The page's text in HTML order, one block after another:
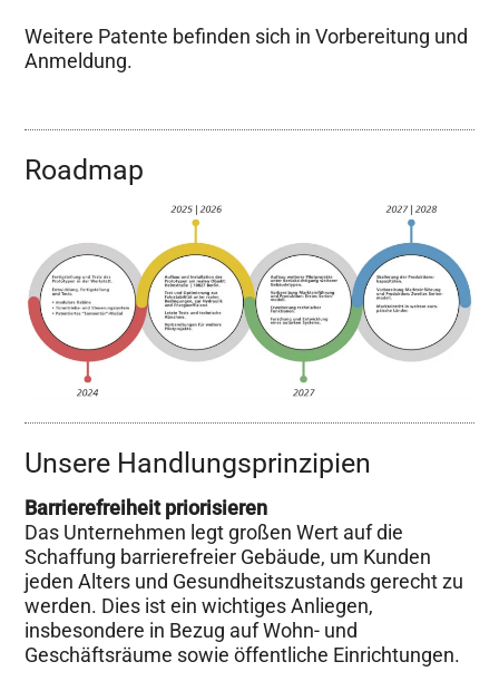
Weitere Patente befinden sich in Vorbereitung und
Anmeldung.
Roadmap
Unsere Handlungsprinzipien
Barrierefreiheit priorisieren
Das Unternehmen legt großen Wert auf die
Schaffung barrierefreier Gebäude, um Kunden
jeden Alters und Gesundheitszustands gerecht zu
werden. Dies ist ein wichtiges Anliegen,
insbesondere in Bezug auf Wohn- und
Geschäftsräume sowie öffentliche Einrichtungen.